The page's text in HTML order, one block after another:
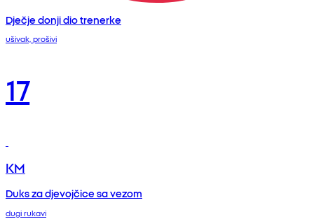
Dječje donji dio trenerke
ušivak, prošivi
17
KM
Duks za djevojčice sa vezom
dugi rukavi